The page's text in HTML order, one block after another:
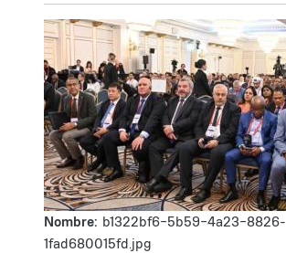
Nombre: b1322bf6-5b59-4a23-8826-
1fad680015fd.jpg